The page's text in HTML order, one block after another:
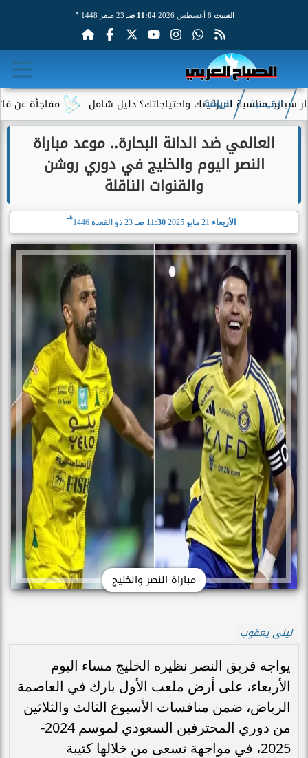
السبت 11:04 صـ 23 صفر 1448 هـ
مفاجأة عن فاتورة لميزانيتك واحتياجاتك؟ دليل شامل
الرئيسية الرياضة
العالمي ضد الدانة البحارة.. موعد مباراة
النصر اليوم والخليج في دوري روشن
والقنوات الناقلة
الأربعاء 11:30 صـ 23 ذو القعدة 1446
هـ
مباراة النصر والخليج
ليلى يعقوب
يواجه فريق النصر نظيره الخليج مساء اليوم
الأربعاء، على أرض ملعب الأول بارك في العاصمة
الرياض، ضمن منافسات الأسبوع الثالث والثلاثين
من دوري المحترفين السعودي لموسم 2024-
2025، في مواجهة تسعى من خلالها كتيبة